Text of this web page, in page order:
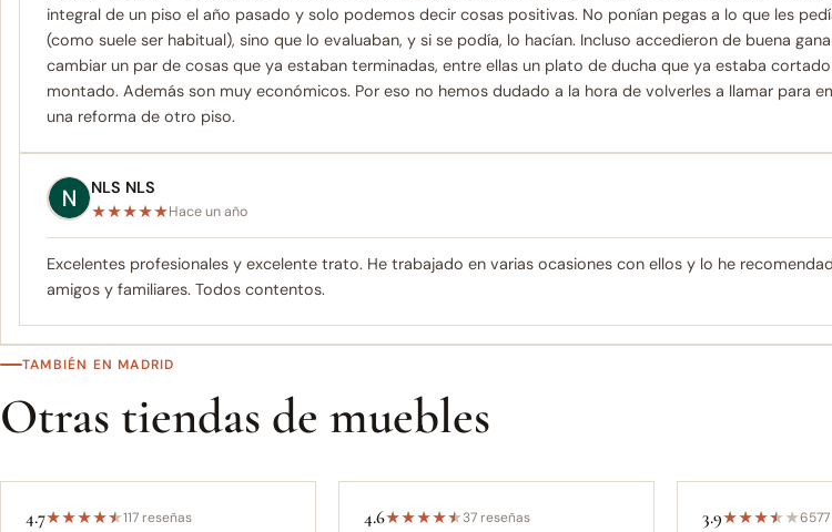
integral de un piso el año pasado y solo podemos decir cosas positivas. No ponían pegas a lo que les
(como suele ser habitual), sino que lo evaluaban, y si se podía, lo hacían. Incluso accedieron de buena
cambiar un par de cosas que ya estaban terminadas, entre ellas un plato de ducha que ya estaba
montado. Además son muy económicos. Por eso no hemos dudado a la hora de volverles a llamar para
una reforma de otro piso.
NLS NLS
★★★★★Hace un año
Excelentes profesionales y excelente trato. He trabajado en varias ocasiones con ellos y lo he
amigos y familiares. Todos contentos.
TAMBIÉN EN MADRID
Otras tiendas de muebles
4.7★★★★★117 reseñas 4.6★★★★★37 reseñas 3.9★★★★★